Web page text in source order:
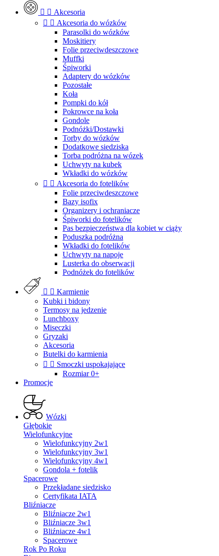
  Akcesoria
  Akcesoria do wózków
Parasolki do wózków
Moskitiery
Folie przeciwdeszczowe
Muffki
Śpiworki
Adaptery do wózków
Pozostałe
Koła
Pompki do kół
Pokrowce na koła
Gondole
Podnóżki/Dostawki
Torby do wózków
Dodatkowe siedziska
Torba podróżna na wózek
Uchwyty na kubek
Wkładki do wózków
  Akcesoria do fotelików
Folie przeciwdeszczowe
Bazy isofix
Organizery i ochraniacze
Śpiworki do fotelików
Pas bezpieczeństwa dla kobiet w ciąży
Poduszka podróżna
Wkładki do fotelików
Uchwyty na napoje
Lusterka do obserwacji
Podnóżek do fotelików
  Karmienie
Kubki i bidony
Termosy na jedzenie
Lunchboxy
Miseczki
Gryzaki
Akcesoria
Butelki do karmienia
  Smoczki uspokajające
Rozmiar 0+
Promocje
Wózki
Głębokie
Wielofunkcyjne
Wielofunkcyjny 2w1
Wielofunkcyjny 3w1
Wielofunkcyjny 4w1
Gondola + fotelik
Spacerowe
Przekładane siedzisko
Certyfikata IATA
Bliźniacze
Bliźniacze 2w1
Bliźniacze 3w1
Bliźniacze 4w1
Spacerowe
Rok Po Roku